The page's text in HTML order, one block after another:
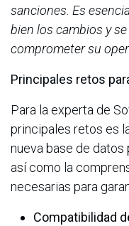
sanciones. Es
bien los cambios y
comprometer su
Principales retos
Para la experta de
principales retos es
nueva base de
así como la
necesarias para
Compatibilidad